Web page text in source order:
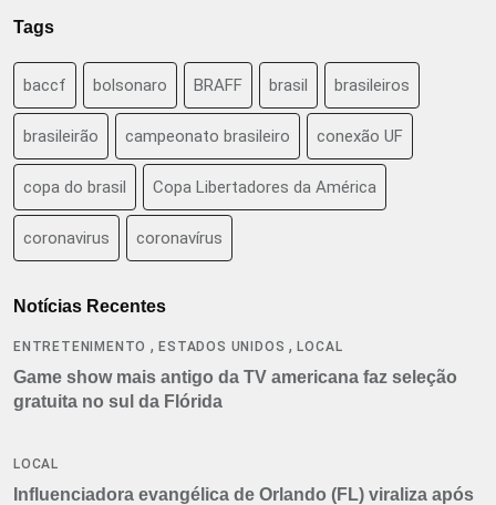
Tags
baccf bolsonaro BRAFF brasil brasileiros
brasileirão campeonato brasileiro conexão UF
copa do brasil Copa Libertadores da América
coronavirus coronavírus
Notícias Recentes
ENTRETENIMENTO ,ESTADOS UNIDOS ,LOCAL
Game show mais antigo da TV americana faz seleção
gratuita no sul da Flórida
LOCAL
Influenciadora evangélica de Orlando (FL) viraliza após